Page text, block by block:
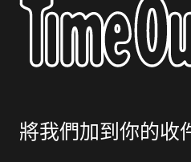
將我們加到你的收